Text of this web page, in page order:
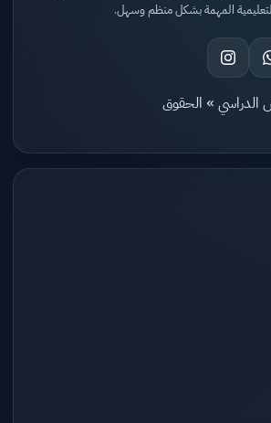
المهمة بشكل منظم وسهل.
» الحقوق